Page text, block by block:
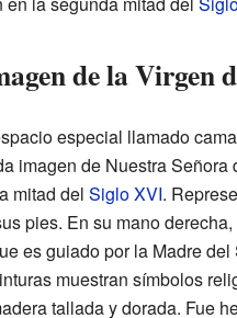
de la Virgen
especial llamado
imagen de Nuestra
mitad del Siglo XVI.
pies. En su mano
es guiado por la Madre
muestran símbolos
tallada y dorada. Fue